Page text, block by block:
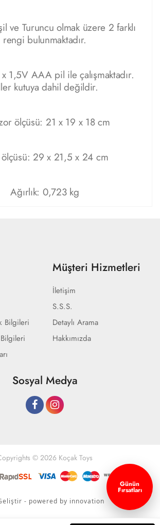
ve Turuncu olmak üzere 2 farklı
rengi bulunmaktadır.
1,5V AAA pil ile çalışmaktadır.
kutuya dahil değildir.
ölçüsü: 21 x 19 x 18 cm
ölçüsü: 29 x 21,5 x 24 cm
Ağırlık: 0,723 kg
Bilgileri
Müşteri Hizmetleri
İletişim
S.S.S.
Detaylı Arama
Hakkımızda
Sosyal Medya
© 2026 Koçak Toys
- powered by innovation
Günün
Fırsatları